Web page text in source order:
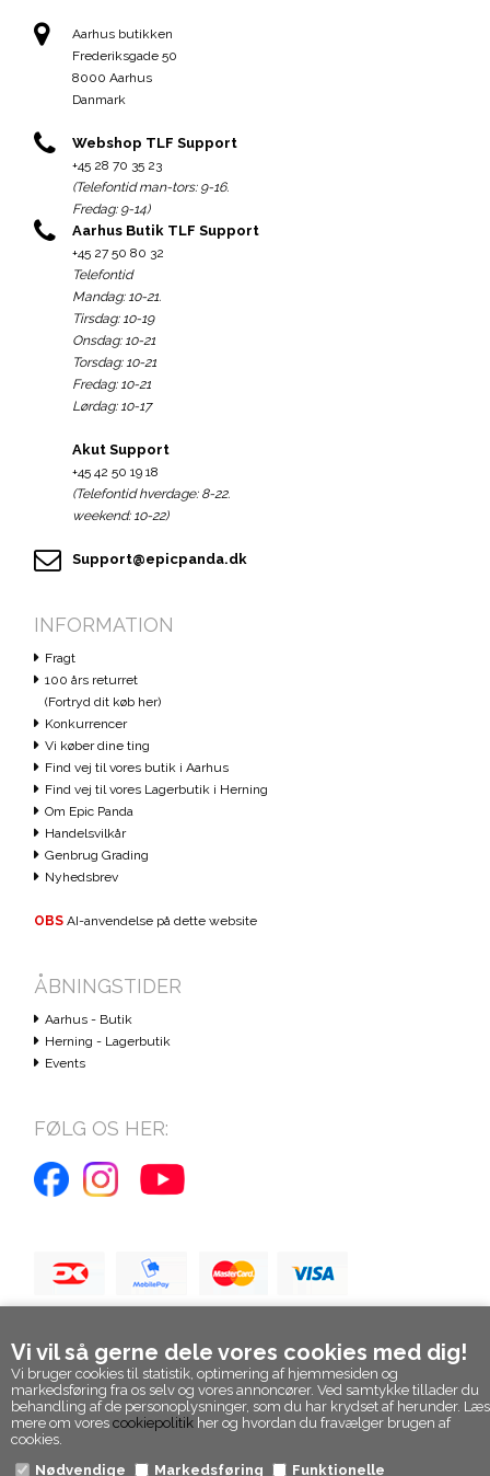
Vi vil så gerne dele vores cookies med dig!
Vi bruger cookies til statistik, optimering af hjemmesiden og
markedsføring fra os selv og vores annoncører. Ved samtykke tillader du
behandling af de personoplysninger, som du har krydset af herunder. Læs
mere om vores cookiepolitik her og hvordan du fravælger brugen af
cookies.
Nødvendige
Markedsføring Funktionelle
Aarhus butikken
Frederiksgade 50
8000 Aarhus
Danmark
Webshop TLF Support
+45 28 70 35 23
(Telefontid man-tors: 9-16.
Fredag: 9-14)
Aarhus Butik TLF Support
+45 27 50 80 32
Telefontid
Mandag: 10-21.
Tirsdag: 10-19
Onsdag: 10-21
Torsdag: 10-21
Fredag: 10-21
Lørdag: 10-17
Akut Support
+45 42 50 19 18
(Telefontid hverdage: 8-22.
weekend: 10-22)
Support@epicpanda.dk
INFORMATION
Fragt
100 års returret
(Fortryd dit køb her)
Konkurrencer
Vi køber dine ting
Find vej til vores butik i Aarhus
Find vej til vores Lagerbutik i Herning
Om Epic Panda
Handelsvilkår
Genbrug Grading
Nyhedsbrev
OBS AI-anvendelse på dette website
ÅBNINGSTIDER
Aarhus - Butik
Herning - Lagerbutik
Events
FØLG OS HER: